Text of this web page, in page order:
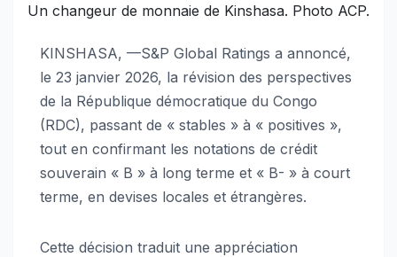
Un changeur de monnaie de Kinshasa. Photo ACP.
KINSHASA, —S&P Global Ratings a annoncé,
le 23 janvier 2026, la révision des perspectives
de la République démocratique du Congo
(RDC), passant de « stables » à « positives »,
tout en confirmant les notations de crédit
souverain « B » à long terme et « B- » à court
terme, en devises locales et étrangères.
Cette décision traduit une appréciation